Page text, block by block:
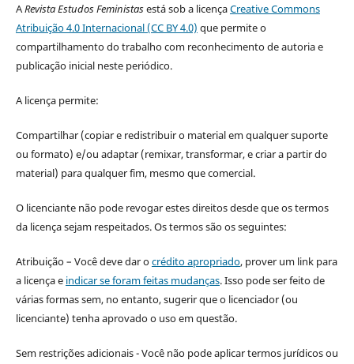
ARevista Estudos Feministasestá sob a licençaCreative Commons
Atribuição 4.0 Internacional (CC BY 4.0) que permite o
compartilhamento do trabalho com reconhecimento de autoria e
publicação inicial neste periódico.
A licença permite:
Compartilhar (copiar e redistribuir o material em qualquer suporte
ou formato) e/ou adaptar (remixar, transformar, e criar a partir do
material) para qualquer fim, mesmo que comercial.
O licenciante não pode revogar estes direitos desde que os termos
da licença sejam respeitados. Os termos são os seguintes:
Atribuição – Você deve dar ocrédito apropriado, prover um link para
a licença e indicar se foram feitas mudanças. Isso pode ser feito de
várias formas sem, no entanto, sugerir que o licenciador (ou
licenciante) tenha aprovado o uso em questão.
Sem restrições adicionais - Você não pode aplicar termos jurídicos ou